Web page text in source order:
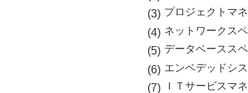
プロジェクトマ
ネットワークス
データベースス
エンベデッドシ
ＩＴサービスマ